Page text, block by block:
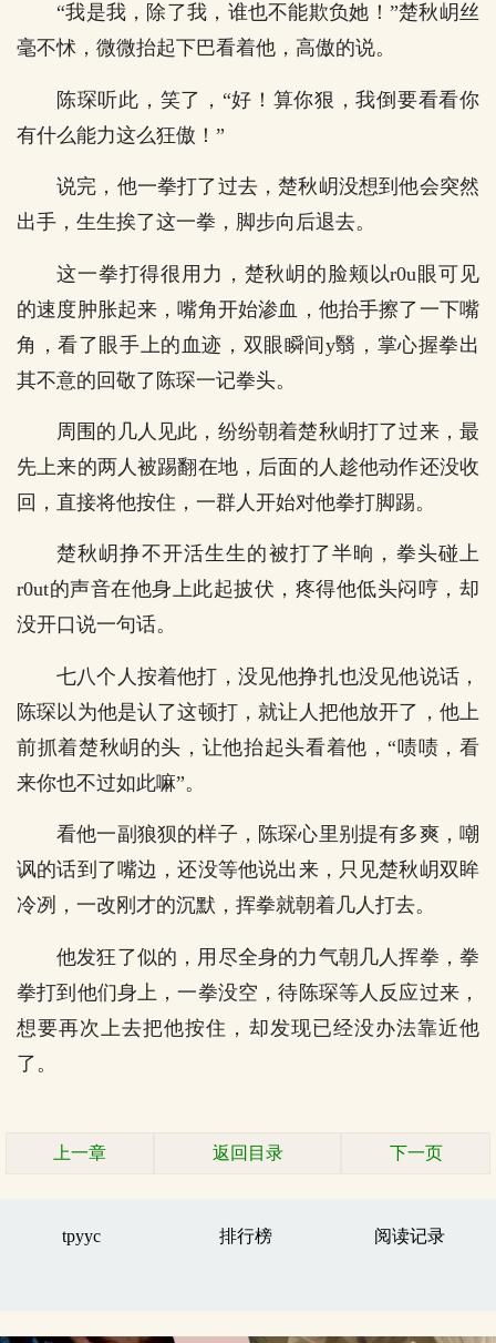
“我是我，除了我，谁也不能欺负她！”楚秋岄丝
毫不怵，微微抬起下巴看着他，高傲的说。
陈琛听此，笑了，“好！算你狠，我倒要看看你
有什么能力这么狂傲！”
说完，他一拳打了过去，楚秋岄没想到他会突然
出手，生生挨了这一拳，脚步向后退去。
这一拳打得很用力，楚秋岄的脸颊以r0u眼可见
的速度肿胀起来，嘴角开始渗血，他抬手擦了一下嘴
角，看了眼手上的血迹，双眼瞬间y翳，掌心握拳出
其不意的回敬了陈琛一记拳头。
周围的几人见此，纷纷朝着楚秋岄打了过来，最
先上来的两人被踢翻在地，后面的人趁他动作还没收
回，直接将他按住，一群人开始对他拳打脚踢。
楚秋岄挣不开活生生的被打了半晌，拳头碰上
r0ut的声音在他身上此起披伏，疼得他低头闷哼，却
没开口说一句话。
七八个人按着他打，没见他挣扎也没见他说话，
陈琛以为他是认了这顿打，就让人把他放开了，他上
前抓着楚秋岄的头，让他抬起头看着他，“啧啧，看
来你也不过如此嘛”。
看他一副狼狈的样子，陈琛心里别提有多爽，嘲
讽的话到了嘴边，还没等他说出来，只见楚秋岄双眸
冷冽，一改刚才的沉默，挥拳就朝着几人打去。
他发狂了似的，用尽全身的力气朝几人挥拳，拳
拳打到他们身上，一拳没空，待陈琛等人反应过来，
想要再次上去把他按住，却发现已经没办法靠近他
了。
上一章 返回目录 下一页
tpyyc 排行榜 阅读记录